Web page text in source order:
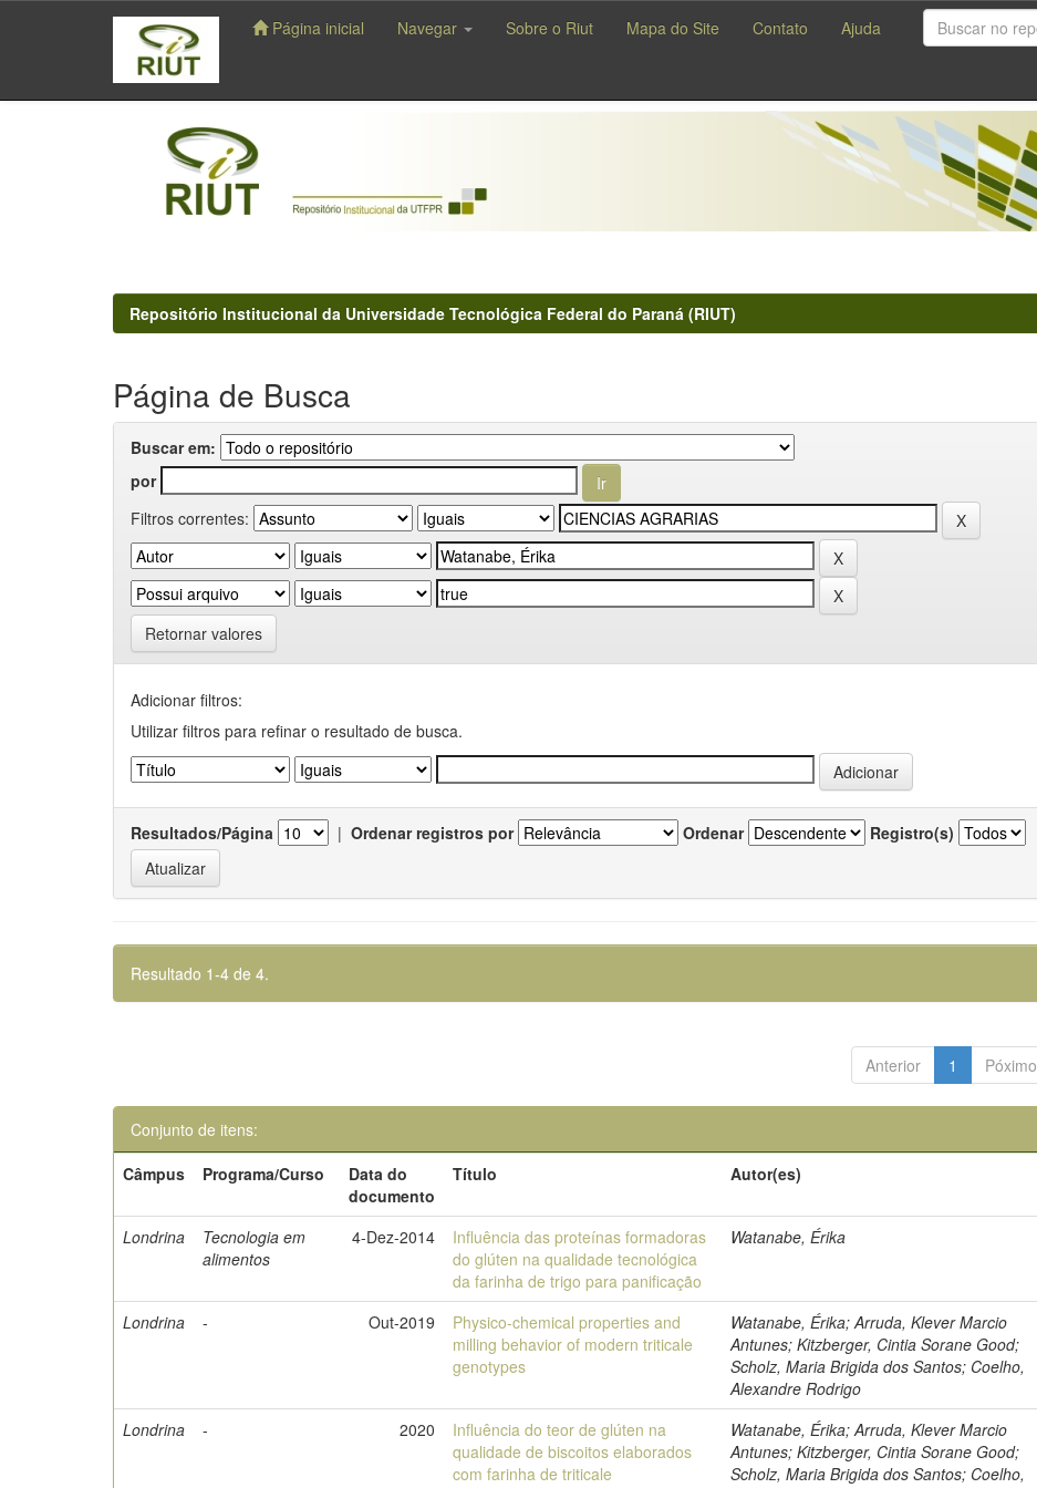
navigation
Página inicial Navegar Sobre o Riut Mapa do Site Contato Ajuda
Repositório Institucional da Universidade Tecnológica Federal do Paraná (RIUT)
Página de Busca
Buscar em:
por
Filtros correntes:
Retornar valores
Adicionar filtros:
Utilizar filtros para refinar o resultado de busca.
Resultados/Página | Ordenar registros por Ordenar Registro(s)
Resultado 1-4 de 4.
Anterior 1 Póximo
Conjunto de itens:
Câmpus
Programa/Curso
Data do
documento
Título Autor(es)
Londrina
Tecnologia em
alimentos
4-Dez-2014
Influência das proteínas formadoras
do glúten na qualidade tecnológica
da farinha de trigo para panificação
Watanabe, Érika
Londrina - Out-2019
Physico-chemical properties and
milling behavior of modern triticale
genotypes
Watanabe, Érika; Arruda, Klever Marcio
Antunes; Kitzberger, Cintia Sorane Good;
Scholz, Maria Brigida dos Santos; Coelho,
Alexandre Rodrigo
Londrina
- 2020
Influência do teor de glúten na
qualidade de biscoitos elaborados
com farinha de triticale
Watanabe, Érika; Arruda, Klever Marcio
Antunes; Kitzberger, Cintia Sorane Good;
Scholz, Maria Brigida dos Santos; Coelho,